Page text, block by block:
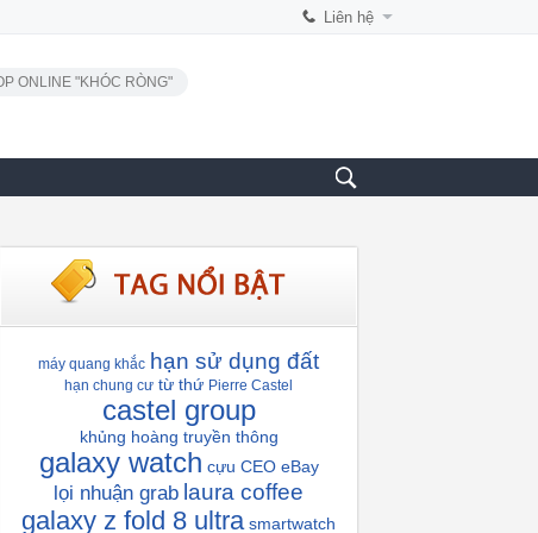
Liên hệ
ONLINE "KHÓC RÒNG"
máy quang khắc hạn sử dụng đất
hạn chung cư từ thứ Pierre Castel
castel group
khủng hoàng truyền thông
galaxy watch cựu CEO eBay
lọi nhuận grab laura coffee
galaxy z fold 8 ultra smartwatch